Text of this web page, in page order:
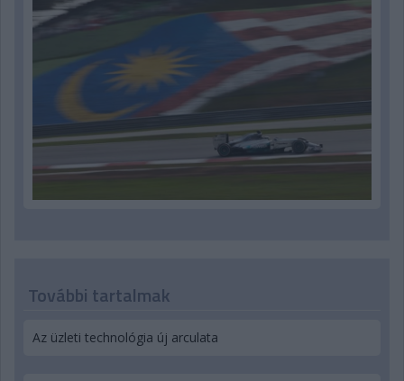
További tartalmak
Az üzleti technológia új arculata